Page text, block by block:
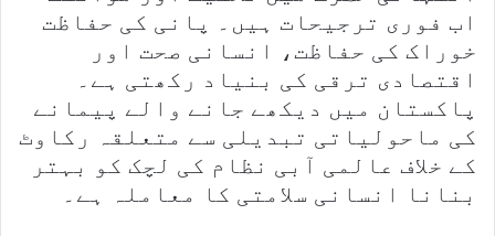
اب فوری ترجیحات ہیں۔ پانی کی حفاظت
خوراک کی حفاظت، انسانی صحت اور
اقتصادی ترقی کی بنیاد رکھتی ہے۔
پاکستان میں دیکھے جانے والے پیمانے
کی ماحولیاتی تبدیلی سے متعلقہ رکاوٹ
کے خلاف عالمی آبی نظام کی لچک کو بہتر
بنانا انسانی سلامتی کا معاملہ ہے۔